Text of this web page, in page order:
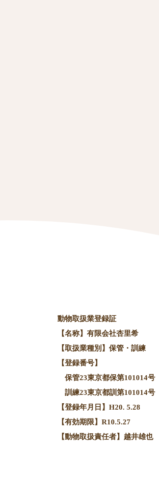
動物取扱業登録証
【名称】有限会社杏里希
【取扱業種別】保管・訓練
【登録番号】
保管23東京都保第101014号
訓練23東京都訓第101014号
【登録年月日】H20. 5.28
【有効期限】R10.5.27
【動物取扱責任者】越井雄也